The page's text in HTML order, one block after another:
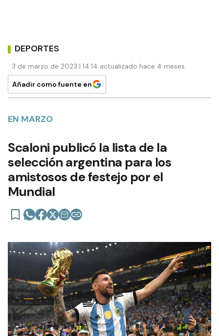
DEPORTES
3 de marzo de 2023 | 14:14 actualizado hace 4 meses
Añadir como fuente en
EN MARZO
Scaloni publicó la lista de la
selección argentina para los
amistosos de festejo por el
Mundial